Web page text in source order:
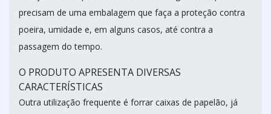
precisam de uma embalagem que faça a proteção contra
poeira, umidade e, em alguns casos, até contra a
passagem do tempo.
O PRODUTO APRESENTA DIVERSAS
CARACTERÍSTICAS
Outra utilização frequente é forrar caixas de papelão, já